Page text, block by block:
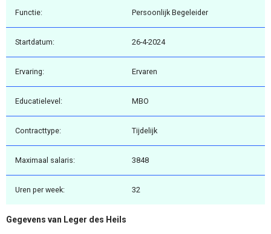
Functie: Persoonlijk Begeleider
Startdatum: 26-4-2024
Ervaring: Ervaren
Educatielevel: MBO
Contracttype: Tijdelijk
Maximaal salaris: 3848
Uren per week: 32
Gegevens van Leger des Heils